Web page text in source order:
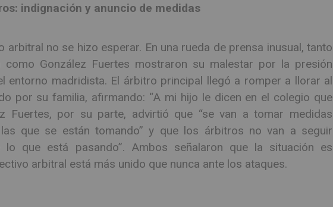
indignación y anuncio de medidas
arbitral no se hizo esperar. En una rueda de prensa inusual, tanto
como González Fuertes mostraron su malestar por la presión
entorno madridista. El árbitro principal llegó a romper a llorar al
por su familia, afirmando: “A mi hijo le dicen en el colegio que
Fuertes, por su parte, advirtió que “se van a tomar medidas
que se están tomando” y que los árbitros no van a seguir
lo que está pasando”. Ambos señalaron que la situación es
arbitral está más unido que nunca ante los ataques.